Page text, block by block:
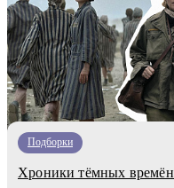
Подборки
Хроники тёмных